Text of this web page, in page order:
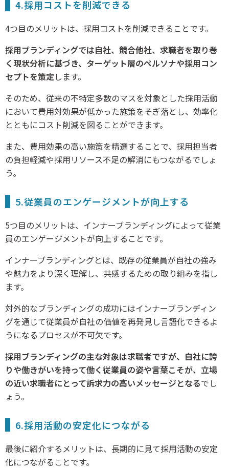
4.採用コストを削減できる
4つ目のメリットは、採用コストを削減できることです。
採用ブランディングでは自社、競合他社、求職者を取り巻
く現状分析に基づき、ターゲット層のペルソナや採用コン
セプトを策定します。
そのため、従来の不特定多数のマスを対象とした採用活動
において費用対効果が低かった施策をそぎ落とし、効率化
とともにコスト削減を図ることができます。
また、費用効果の高い施策を精選することで、採用担当者
の負担軽減や採用リソース不足の解消にもつながるでしょ
う。
5.従業員のエンゲージメントが向上する
5つ目のメリットは、インナーブランディングによって従業
員のエンゲージメントが向上することです。
インナーブランディングとは、既存の従業員が自社の強み
や魅力をより深く理解し、共感するための取り組みを指し
ます。
対外的なブランディングの成功にはインナーブランディン
グを通じて従業員が自社の価値を再発見し言語化できるよ
うになるプロセスが不可欠です。
採用ブランディングの主な対象は求職者ですが、自社に誇
りや働きがいを持って働く従業員の姿や言葉こそが、立場
の近い求職者にとって訴求力の高いメッセージとなるでし
ょう。
6.採用活動の安定化につながる
最後に紹介するメリットは、長期的に見て採用活動の安定
化につながることです。